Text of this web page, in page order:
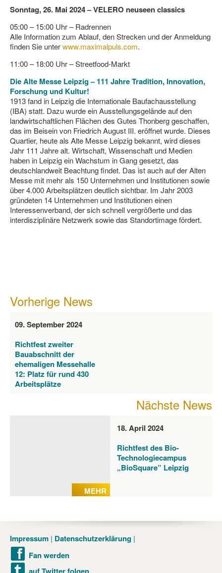
Sonntag, 26. Mai 2024 – VELERO neuseen classics
05:00 – 15:00 Uhr – Radrennen
Alle Information zum Ablauf, den Strecken und der Anmeldung
finden Sie unterwww.maximalpuls.com.
11:00 – 18:00 Uhr – Streetfood-Markt
Die Alte Messe Leipzig – 111 Jahre Tradition, Innovation,
Forschung und Kultur!
1913 fand in Leipzig die Internationale Baufachausstellung
(IBA) statt. Dazu wurde ein Ausstellungsgelände auf den
landwirtschaftlichen Flächen des Gutes Thonberg geschaffen,
das im Beisein von Friedrich August III. eröffnet wurde. Dieses
Quartier, heute als Alte Messe Leipzig bekannt, wird dieses
Jahr 111 Jahre alt. Wirtschaft, Wissenschaft und Medien
haben in Leipzig ein Wachstum in Gang gesetzt, das
deutschlandweit Beachtung findet. Das ist auch auf der Alten
Messe mit mehr als 150 Unternehmen und Institutionen sowie
über 4.000 Arbeitsplätzen deutlich sichtbar. Im Jahr 2003
gründeten 14 Unternehmen und Institutionen einen
Interessenverband, der sich schnell vergrößerte und das
interdisziplinäre Netzwerk sowie das Standortimage fördert.
Vorherige News
09. September 2024
Richtfest zweiter
Bauabschnitt der
ehemaligen Messehalle
12: Platz für rund 430
Arbeitsplätze
Nächste News
MEHR
18. April 2024
Richtfest des Bio-
Technologiecampus
„BioSquare” Leipzig
Impressum Datenschutzerklärung
Fan werden